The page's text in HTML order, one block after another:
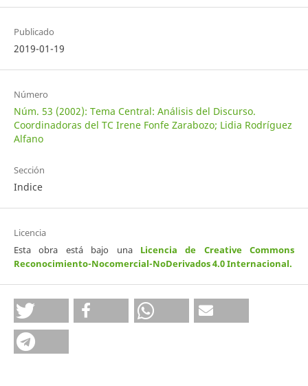
Publicado
2019-01-19
Número
Núm. 53 (2002): Tema Central: Análisis del Discurso.
Coordinadoras del TC Irene Fonfe Zarabozo; Lidia Rodríguez
Alfano
Sección
Indice
Licencia
Esta obra está bajo una Licencia de Creative Commons
Reconocimiento-Nocomercial-NoDerivados 4.0 Internacional.